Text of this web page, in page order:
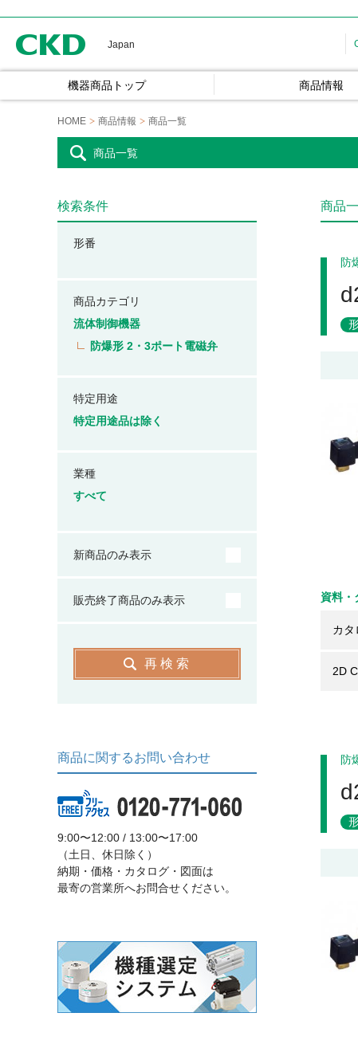
Japan
機器商品トップ 商品情報
HOME 商品情報 商品一覧
商品一覧
商品
防
資料・
カタ
2D
防
検索条件
形番
商品カテゴリ
流体制御機器
防爆形 2・3ポート電磁弁
特定用途
特定用途品は除く
業種
すべて
新商品のみ表示
販売終了商品のみ表示
再検索
商品に関するお問い合わせ
9:00〜12:00 / 13:00〜17:00
（土日、休日除く）
納期・価格・カタログ・図面は
最寄の営業所へお問合せください。